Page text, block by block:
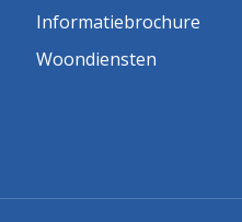
Informatiebrochure
Woondiensten